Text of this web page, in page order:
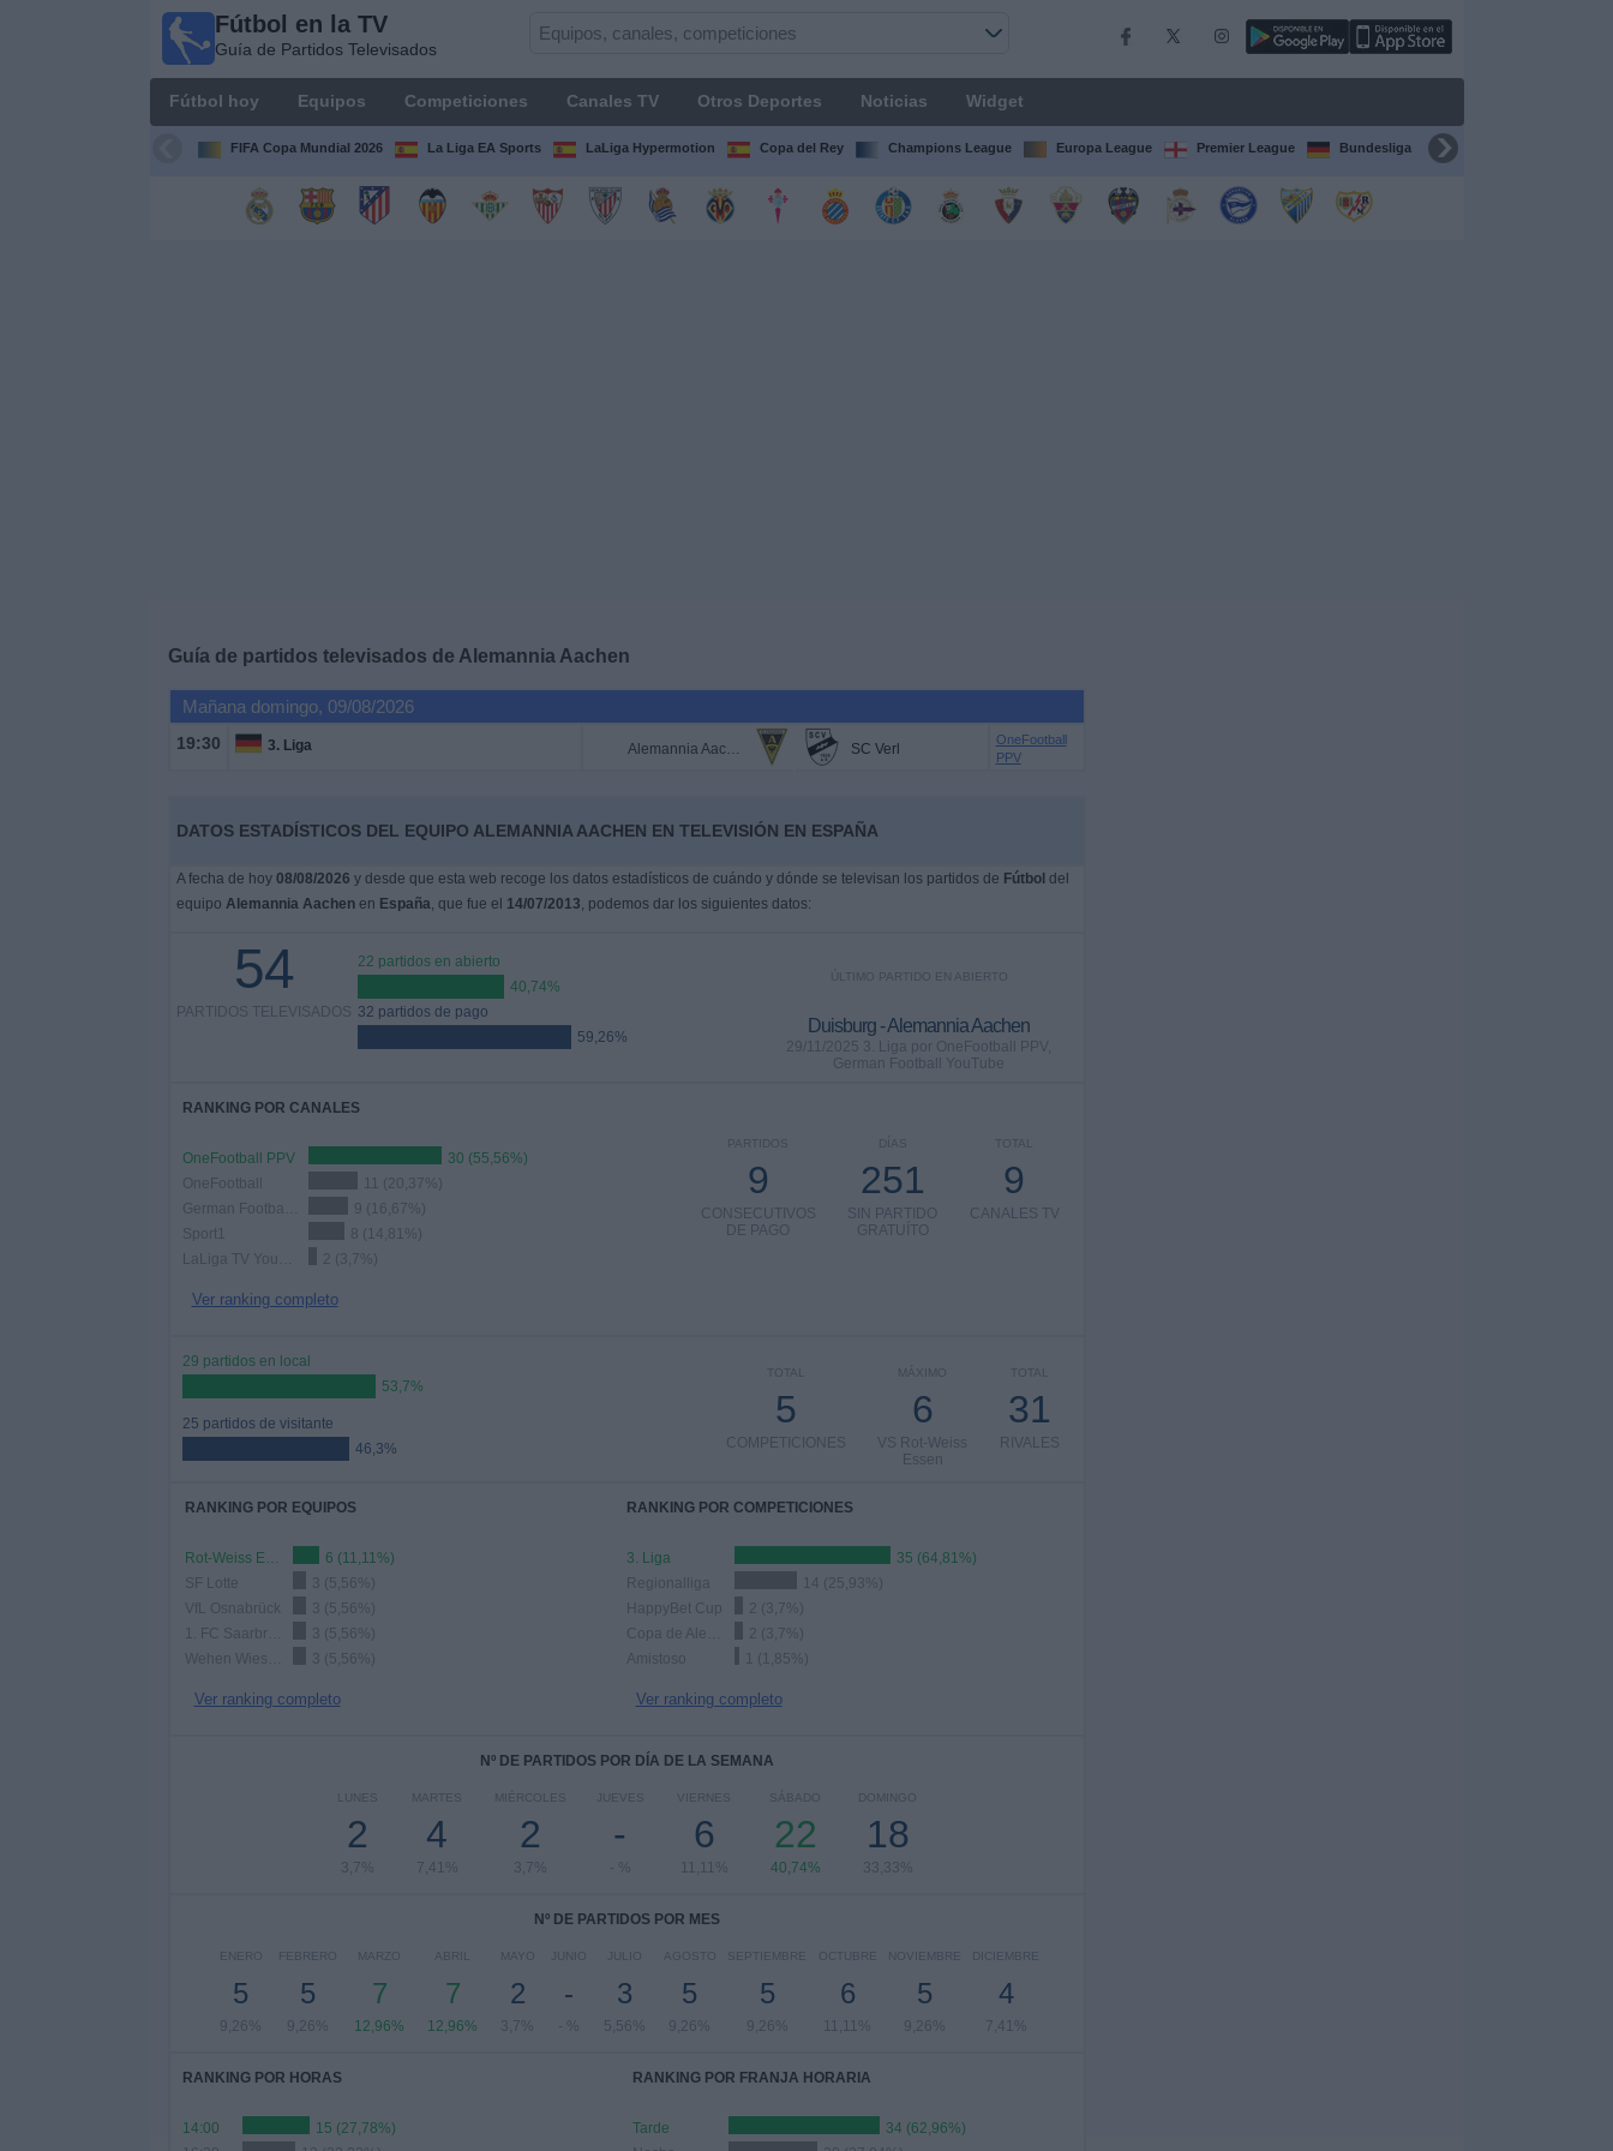
Fútbol en la TV
Guía de Partidos Televisados
Fútbol hoy Equipos Competiciones Canales TV Otros Deportes Noticias Widget
FIFA Copa Mundial 2026 La Liga EA Sports LaLiga Hypermotion Copa del Rey Champions League Europa League Premier League Bundesliga Supercopa de España
Guía de partidos televisados de Alemannia Aachen
Mañana domingo, 09/08/2026
19:30 3. Liga Alemannia Aachen SC Verl
OneFootball
PPV
DATOS ESTADÍSTICOS DEL EQUIPO ALEMANNIA AACHEN EN TELEVISIÓN EN ESPAÑA
A fecha de hoy 08/08/2026 y desde que esta web recoge los datos estadísticos de cuándo y dónde se televisan los partidos de Fútbol del
equipo Alemannia Aachenen España, que fue el 14/07/2013, podemos dar los siguientes datos:
54
PARTIDOS TELEVISADOS
22 partidos en abierto
40,74%
32 partidos de pago
59,26%
ÚLTIMO PARTIDO EN ABIERTO
Duisburg - Alemannia Aachen
29/11/2025 3. Liga por OneFootball PPV,
German Football YouTube
RANKING POR CANALES
OneFootball PPV
30 (55,56%)
OneFootball
11 (20,37%)
9 (16,67%)
Sport1
8 (14,81%)
2 (3,7%)
Ver ranking completo
TOTAL
9
CANALES TV
DÍAS
251
SIN PARTIDO
GRATUÍTO
PARTIDOS
9
CONSECUTIVOS
DE PAGO
29 partidos en local
53,7%
25 partidos de visitante
46,3%
TOTAL
31
RIVALES
MÁXIMO
6
VS Rot-Weiss
Essen
TOTAL
5
COMPETICIONES
RANKING POR EQUIPOS
Rot-Weiss Essen
6 (11,11%)
SF Lotte
3 (5,56%)
VfL Osnabrück
3 (5,56%)
3 (5,56%)
3 (5,56%)
Ver ranking completo
RANKING POR COMPETICIONES
3. Liga
35 (64,81%)
Regionalliga
14 (25,93%)
HappyBet Cup
2 (3,7%)
2 (3,7%)
Amistoso
1 (1,85%)
Ver ranking completo
Nº DE PARTIDOS POR DÍA DE LA SEMANA
LUNES
2
3,7%
MARTES
4
7,41%
MIÉRCOLES
2
3,7%
JUEVES
-
- %
VIERNES
6
11,11%
SÁBADO
22
40,74%
DOMINGO
18
33,33%
Nº DE PARTIDOS POR MES
ENERO
5
9,26%
FEBRERO
5
9,26%
MARZO
7
12,96%
ABRIL
7
12,96%
MAYO
2
3,7%
JUNIO
-
- %
JULIO
3
5,56%
AGOSTO
5
9,26%
SEPTIEMBRE
5
9,26%
OCTUBRE
6
11,11%
NOVIEMBRE
5
9,26%
DICIEMBRE
4
7,41%
RANKING POR HORAS
14:00
15 (27,78%)
RANKING POR FRANJA HORARIA
Tarde
34 (62,96%)